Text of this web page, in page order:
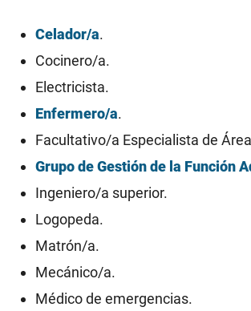
Celador/a.
Cocinero/a.
Electricista.
Enfermero/a.
Facultativo/a Especialista de
Grupo de Gestión de la Función
Ingeniero/a superior.
Logopeda.
Matrón/a.
Mecánico/a.
Médico de emergencias.